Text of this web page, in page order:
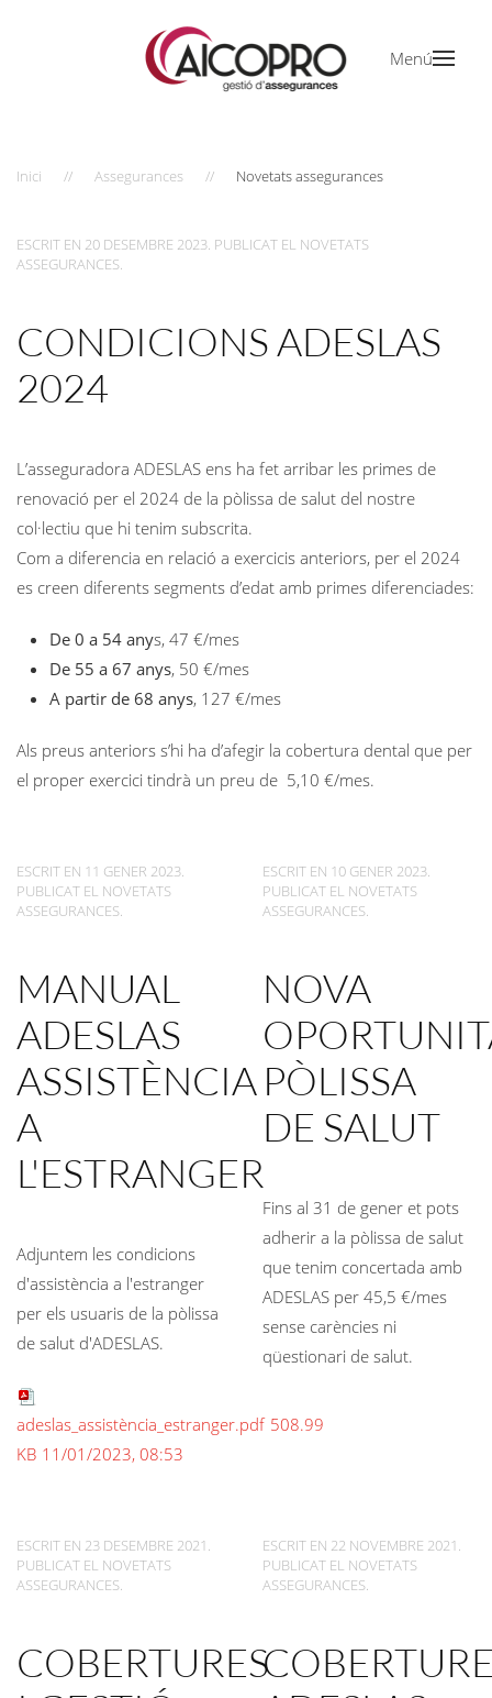
Menú
Inici Assegurances Novetats assegurances
ESCRIT EN 20 DESEMBRE 2023. PUBLICAT EL NOVETATS
ASSEGURANCES.
CONDICIONS ADESLAS
2024
L’asseguradora ADESLAS ens ha fet arribar les primes de
renovació per el 2024 de la pòlissa de salut del nostre
col·lectiu que hi tenim subscrita.
Com a diferencia en relació a exercicis anteriors, per el 2024
es creen diferents segments d’edat amb primes diferenciades:
De 0 a 54 anys, 47 €/mes
De 55 a 67 anys, 50 €/mes
A partir de 68 anys, 127 €/mes
Als preus anteriors s’hi ha d’afegir la cobertura dental que per
el proper exercici tindrà un preu de 5,10 €/mes.
ESCRIT EN 11 GENER 2023.
PUBLICAT EL NOVETATS
ASSEGURANCES.
MANUAL
ADESLAS
ASSISTÈNCIA
A
L'ESTRANGER
Adjuntem les condicions
d'assistència a l'estranger
per els usuaris de la pòlissa
de salut d'ADESLAS.
adeslas_assistència_estranger.pdf 508.99
KB 11/01/2023, 08:53
ESCRIT EN 10 GENER 2023.
PUBLICAT EL NOVETATS
ASSEGURANCES.
NOVA
PÒLISSA
DE SALUT
Fins al 31 de gener et pots
adherir a la pòlissa de salut
que tenim concertada amb
ADESLAS per 45,5 €/mes
sense carències ni
qüestionari de salut.
ESCRIT EN 23 DESEMBRE 2021.
PUBLICAT EL NOVETATS
ASSEGURANCES.
COBERTURES
ESCRIT EN 22 NOVEMBRE 2021.
PUBLICAT EL NOVETATS
ASSEGURANCES.